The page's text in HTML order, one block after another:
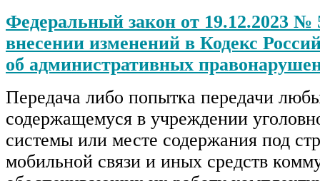
Федеральный закон от 19.12.2023
внесении изменений в Кодекс
об административных
Передача либо попытка передачи
содержащемуся в учреждении
системы или месте содержания под
мобильной связи и иных средств